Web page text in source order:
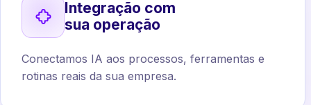
Integração com
sua operação
Conectamos IA aos processos, ferramentas e
rotinas reais da sua empresa.